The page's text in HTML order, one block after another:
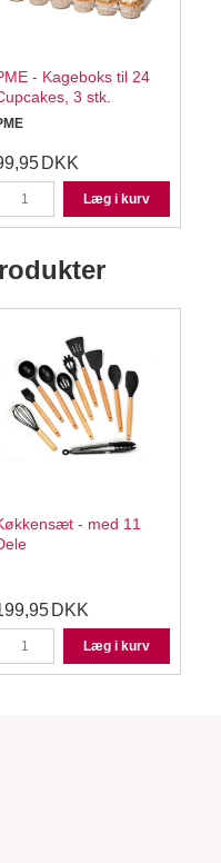
- Kageboks til 24
3 stk.
DKK
Læg i kurv
- med 11
DKK
Læg i kurv